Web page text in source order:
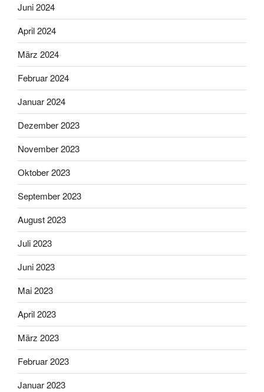
Juni 2024
April 2024
März 2024
Februar 2024
Januar 2024
Dezember 2023
November 2023
Oktober 2023
September 2023
August 2023
Juli 2023
Juni 2023
Mai 2023
April 2023
März 2023
Februar 2023
Januar 2023